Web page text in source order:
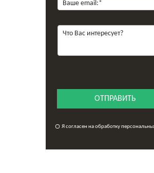
ОТПРАВИТЬ
Я согласен на обработку